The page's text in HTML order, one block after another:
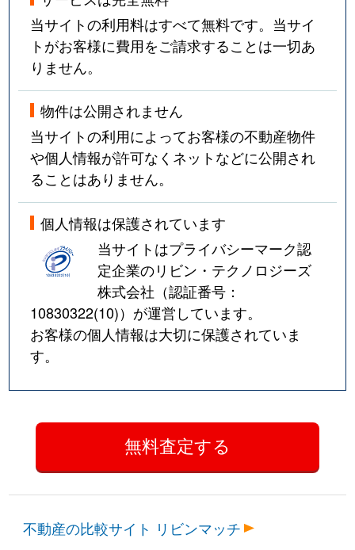
当サイトの利用料はすべて無料です。当サイ
トがお客様に費用をご請求することは一切あ
りません。
物件は公開されません
当サイトの利用によってお客様の不動産物件
や個人情報が許可なくネットなどに公開され
ることはありません。
個人情報は保護されています
当サイトはプライバシーマーク認
定企業のリビン・テクノロジーズ
株式会社（認証番号：
10830322(10)）が運営しています。
お客様の個人情報は大切に保護されていま
す。
不動産の比較サイト リビンマッチ